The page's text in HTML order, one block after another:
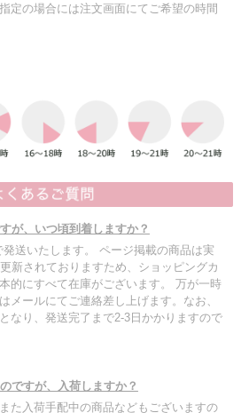
定の場合には注文画面にてご希望の時間
が、いつ頃到着しますか？
送いたします。 ページ掲載の商品は実
新されておりますため、ショッピングカ
的にすべて在庫がございます。 万が一時
メールにてご連絡差し上げます。なお、
なり、発送完了まで2-3日かかりますので
ですが、入荷しますか？
た入荷手配中の商品などもございますの